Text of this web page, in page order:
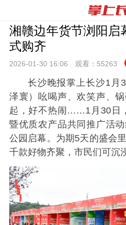
湘赣边年货节浏阳启
式购齐
2026-01-30 16:06 观看： 55263
长沙晚报掌上长沙1月
泽寰）吆喝声、欢笑声、
起，好不热闹……1月30日
暨优质农产品共同推广活
公园启幕。为期5天的盛会
千款好物齐聚，市民们可沉